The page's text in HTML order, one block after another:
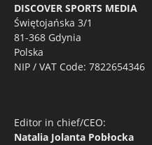
DISCOVER SPORTS MEDIA
Świętojańska 3/1
81-368 Gdynia
Polska
NIP / VAT Code: 7822654346
Editor in chief/CEO:
Natalia Jolanta Pobłocka